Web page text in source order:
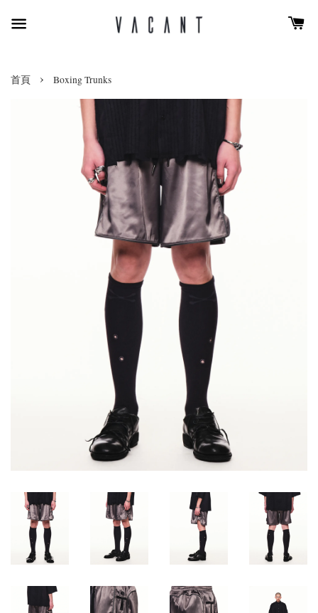
首頁 › Boxing Trunks